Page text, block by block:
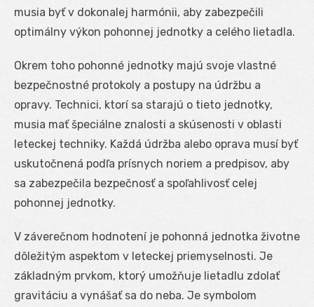
musia byť v dokonalej harmónii, aby zabezpečili
optimálny výkon pohonnej jednotky a celého lietadla.
Okrem toho pohonné jednotky majú svoje vlastné
bezpečnostné protokoly a postupy na údržbu a
opravy. Technici, ktorí sa starajú o tieto jednotky,
musia mať špeciálne znalosti a skúsenosti v oblasti
leteckej techniky. Každá údržba alebo oprava musí byť
uskutočnená podľa prísnych noriem a predpisov, aby
sa zabezpečila bezpečnosť a spoľahlivosť celej
pohonnej jednotky.
V záverečnom hodnotení je pohonná jednotka životne
dôležitým aspektom v leteckej priemyselnosti. Je
základným prvkom, ktorý umožňuje lietadlu zdolať
gravitáciu a vynášať sa do neba. Je symbolom